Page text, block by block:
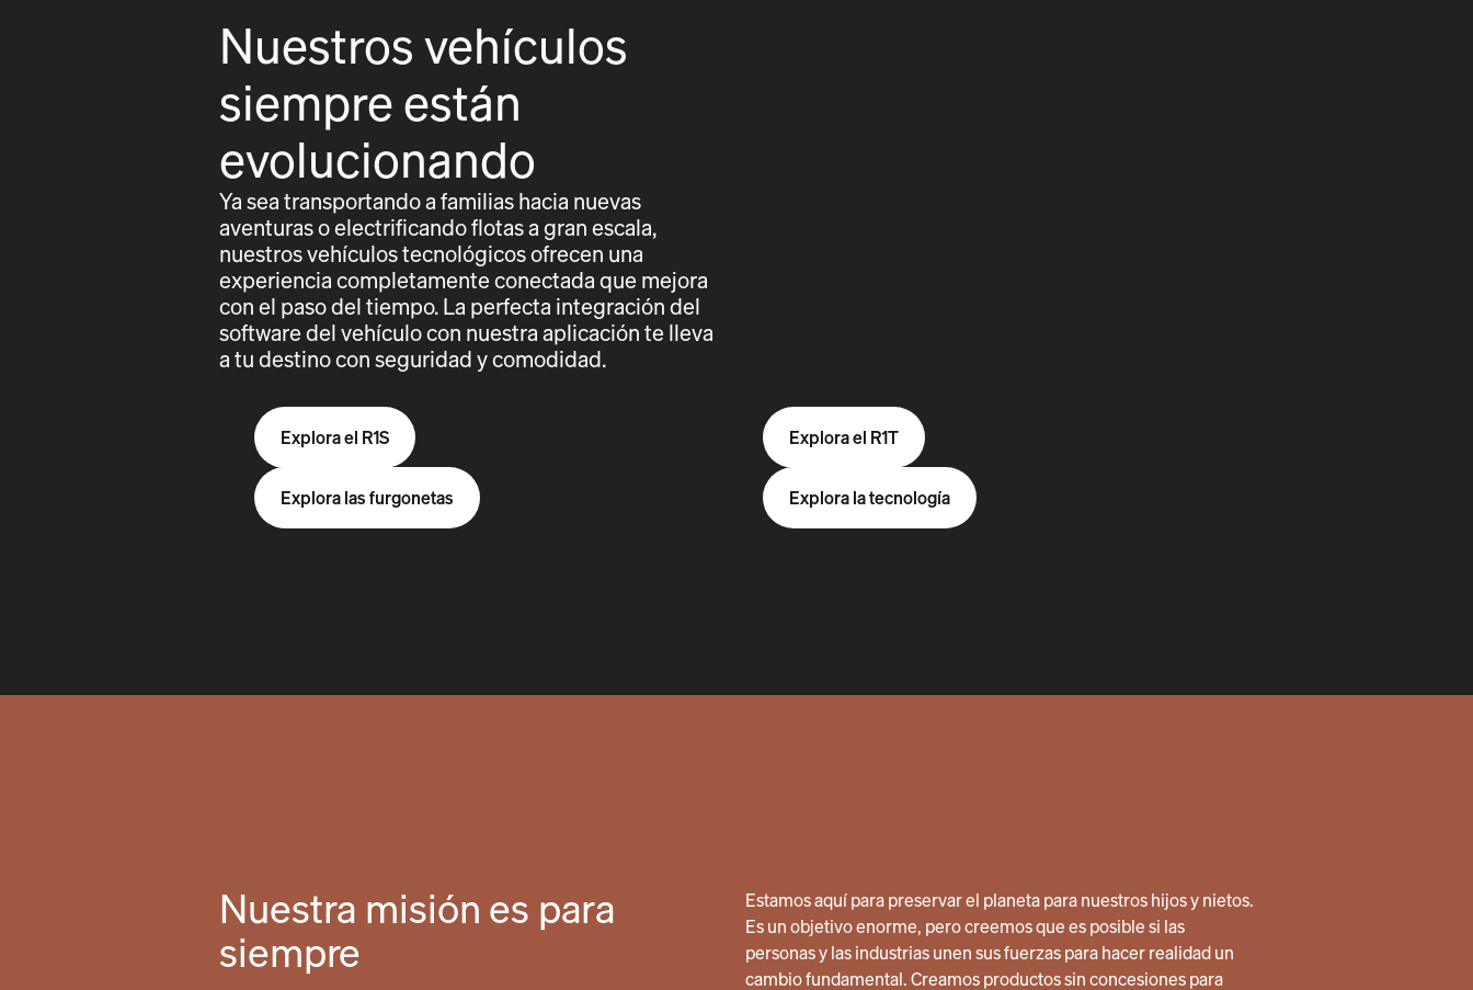
Nuestros vehículos
siempre están
evolucionando
Ya sea transportando a familias hacia nuevas
aventuras o electrificando flotas a gran escala,
nuestros vehículos tecnológicos ofrecen una
experiencia completamente conectada que mejora
con el paso del tiempo. La perfecta integración del
software del vehículo con nuestra aplicación te lleva
a tu destino con seguridad y comodidad.
Explora el R1S Explora el R1T
Explora las furgonetas Explora la tecnología
Nuestra misión es para
siempre
Estamos aquí para preservar el planeta para nuestros hijos y nietos.
Es un objetivo enorme, pero creemos que es posible si las
personas y las industrias unen sus fuerzas para hacer realidad un
cambio fundamental. Creamos productos sin concesiones para